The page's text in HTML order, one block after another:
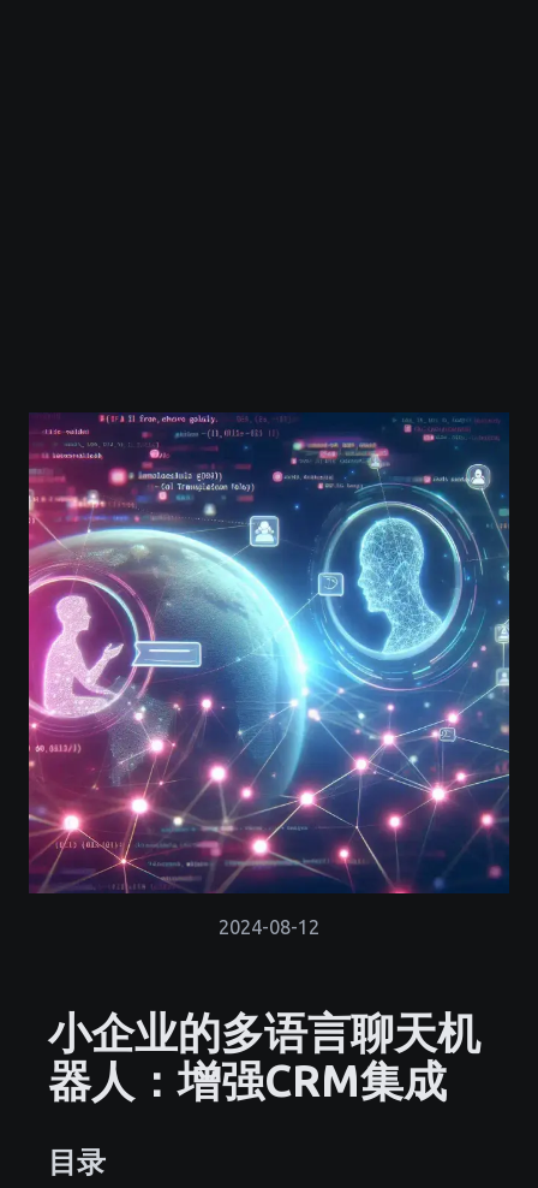
2024-08-12
小企业的多语言聊天机
器人：增强CRM集成
目录